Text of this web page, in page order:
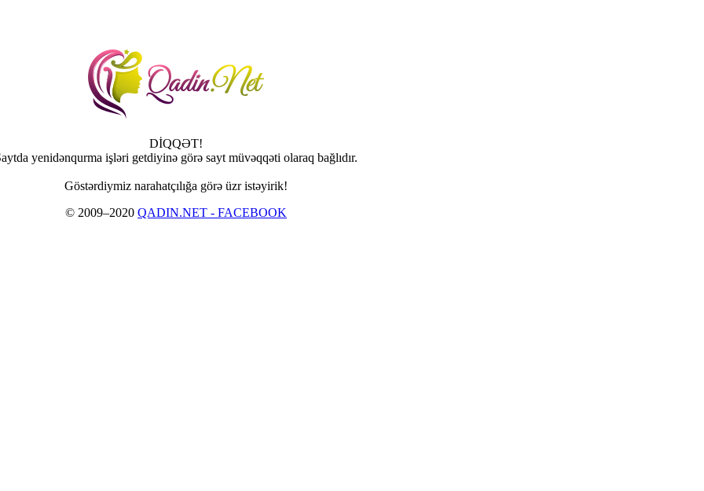
DİQQƏT!
yenidənqurma işləri getdiyinə görə sayt müvəqqəti olaraq bağlıdır.
Göstərdiymiz narahatçılığa görə üzr istəyirik!
© 2009–2020 QADIN.NET - FACEBOOK